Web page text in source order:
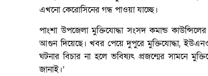
এখনো কেরোসিনের গন্ধ পাওয়া যাচ্ছে।
পাংশা উপজেলা মুক্তিযোদ্ধা সংসদ কমান্ড
আগুন দিয়েছে। খবর পেয়ে দুপুরে মুক্তিযোদ্ধা,
ঘটনার বিচার না হলে ভবিষ্যৎ প্রজন্মের সামনে
জানাই।’